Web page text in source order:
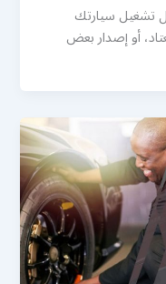
تشغيل سيارتك
أو إصدار بعض